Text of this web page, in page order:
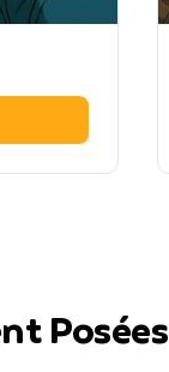
Posées